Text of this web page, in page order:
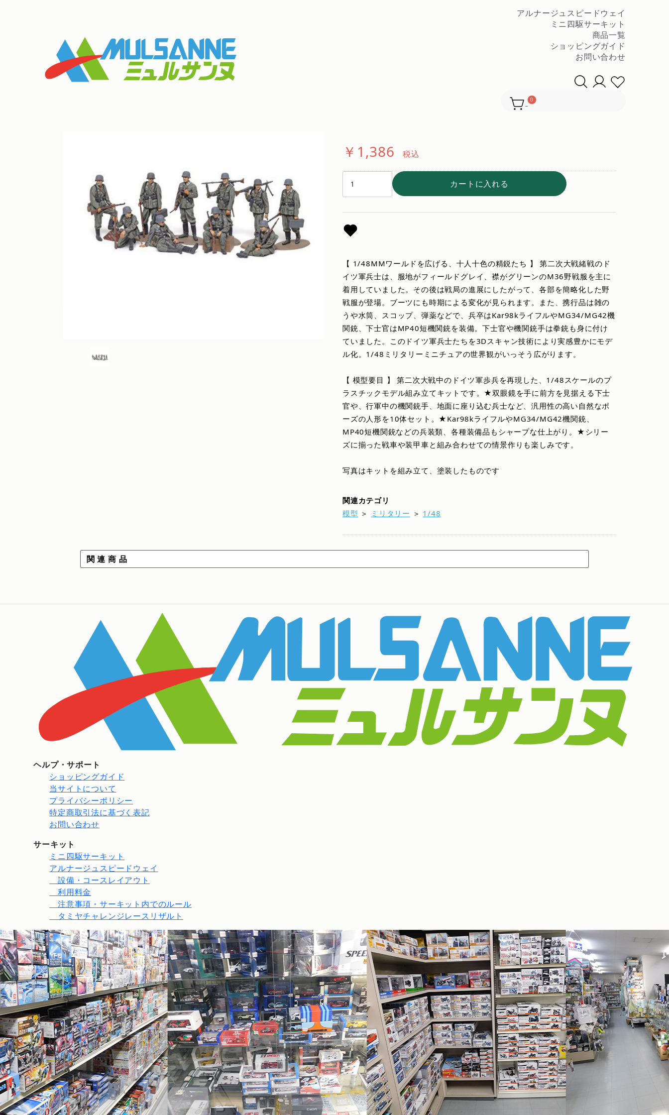
アルナージュスピードウェイ
ミニ四駆サーキット
商品一覧
ショッピングガイド
お問い合わせ
0
条件を絞って商品を探す ▼
タミヤ 1/48 WWII ドイツ歩兵セッ
￥1,386 税込
カートに入れる
【 1/48MMワールドを広げる、十人十色の精鋭たち 】 第二次大戦緒戦のド
イツ軍兵士は、服地がフィールドグレイ、襟がグリーンのM36野戦服を主に
着用していました。その後は戦局の進展にしたがって、各部を簡略化した野
戦服が登場。ブーツにも時期による変化が見られます。また、携行品は雑の
うや水筒、スコップ、弾薬などで、兵卒はKar98kライフルやMG34/MG42機
関銃、下士官はMP40短機関銃を装備。下士官や機関銃手は拳銃も身に付け
ていました。このドイツ軍兵士たちを3Dスキャン技術により実感豊かにモデ
ル化。1/48ミリタリーミニチュアの世界観がいっそう広がります。
【 模型要目 】 第二次大戦中のドイツ軍歩兵を再現した、1/48スケールのプ
ラスチックモデル組み立てキットです。★双眼鏡を手に前方を見据える下士
官や、行軍中の機関銃手、地面に座り込む兵士など、汎用性の高い自然なポ
ーズの人形を10体セット。★Kar98kライフルやMG34/MG42機関銃、
MP40短機関銃などの兵装類、各種装備品もシャープな仕上がり。★シリー
ズに揃った戦車や装甲車と組み合わせての情景作りも楽しみです。
写真はキットを組み立て、塗装したものです
関連カテゴリ
模型 ＞ ミリタリー ＞ 1/48
関 連 商 品
ヘルプ・サポート
ショッピングガイド
当サイトについて
プライバシーポリシー
特定商取引法に基づく表記
お問い合わせ
サーキット
ミニ四駆サーキット
アルナージュスピードウェイ
設備・コースレイアウト
利用料金
注意事項・サーキット内でのルール
タミヤチャレンジレースリザルト